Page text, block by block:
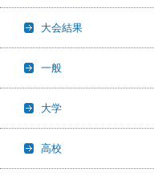
大会結果
一般
大学
高校